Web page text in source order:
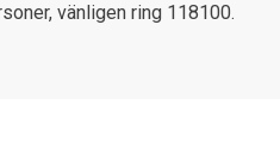
vänligen ring 118100.